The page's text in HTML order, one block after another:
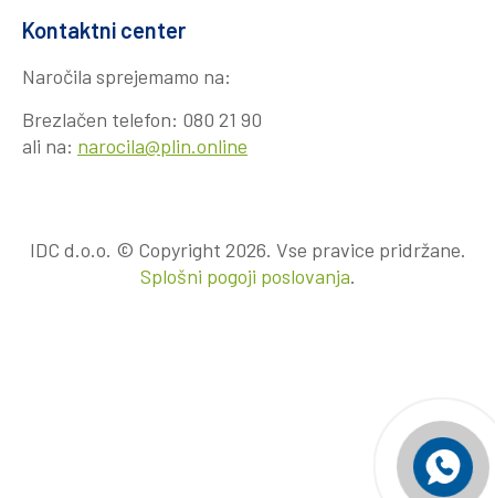
Kontaktni center
Naročila sprejemamo na:
Brezlačen telefon: 080 21 90
ali na: narocila@plin.online
IDC d.o.o. © Copyright 2026. Vse pravice pridržane.
Splošni pogoji poslovanja.